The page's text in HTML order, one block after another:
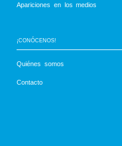
Apariciones en los medios
¡CONÓCENOS!
Quiénes somos
Contacto